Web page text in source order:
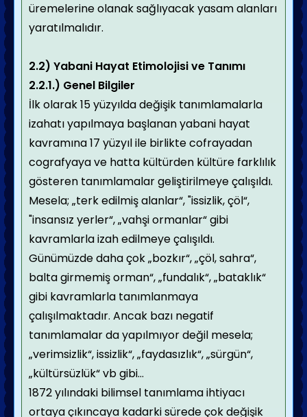
üremelerine olanak sağlıyacak yasam alanları
yaratılmalıdır.
2.2) Yabani Hayat Etimolojisi ve Tanımı
2.2.1.) Genel Bilgiler
İlk olarak 15 yüzyılda değişik tanımlamalarla
izahatı yapılmaya başlanan yabani hayat
kavramına 17 yüzyıl ile birlikte cofrayadan
cografyaya ve hatta kültürden kültüre farklılık
gösteren tanımlamalar geliştirilmeye çalışıldı.
Mesela; „terk edilmiş alanlar“, "issizlik, çöl“,
"insansız yerler“, „vahşi ormanlar“ gibi
kavramlarla izah edilmeye çalışıldı.
Günümüzde daha çok „bozkır“, „çöl, sahra“,
balta girmemiş orman“, „fundalık“, „bataklık“
gibi kavramlarla tanımlanmaya
çalışılmaktadır. Ancak bazı negatif
tanımlamalar da yapılmıyor değil mesela;
„verimsizlik“, issizlik“, „faydasızlık“, „sürgün“,
„kültürsüzlük“ vb gibi…
1872 yılındaki bilimsel tanımlama ihtiyacı
ortaya çıkıncaya kadarki sürede çok değişik